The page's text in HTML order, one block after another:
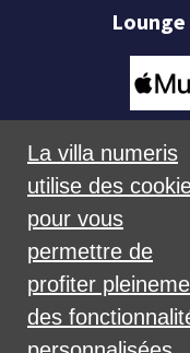
La villa numeris
utilise des
pour vous
permettre de
profiter
des